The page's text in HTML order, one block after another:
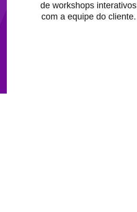
de workshops interativos
com a equipe do cliente.